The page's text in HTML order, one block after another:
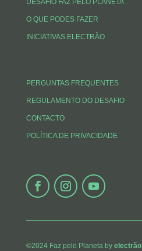
DESAFIO FAZ PELO PLANETA
O QUE PODES FAZER
INICIATIVAS ELECTRÃO
PERGUNTAS FREQUENTES
REGULAMENTO DO DESAFIO
CONTACTO
POLÍTICA DE PRIVACIDADE
©2024 Faz pelo Planeta by electrão